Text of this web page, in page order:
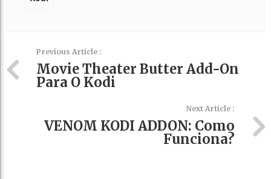
Previous Article :
Movie Theater Butter Add-On
Para O Kodi
Next Article :
VENOM KODI ADDON: Como
Funciona?